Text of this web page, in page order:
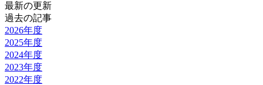
最新の更新
過去の記事
2026年度
2025年度
2024年度
2023年度
2022年度